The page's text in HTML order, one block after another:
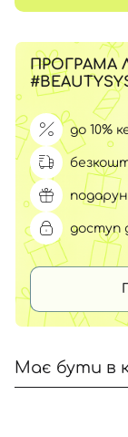
ПРОГРАМА
до 10%
доступ
Має бути в